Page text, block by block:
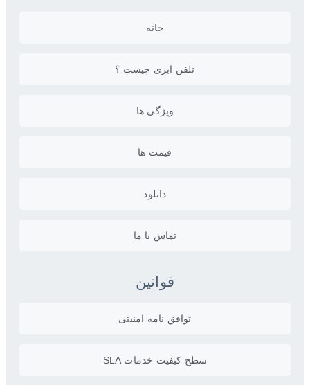
خانه
تلفن ابری چیست ؟
ویژگی ها
قیمت ها
دانلود
تماس با ما
قوانین
توافق نامه امنیتی
سطح کیفیت خدمات SLA